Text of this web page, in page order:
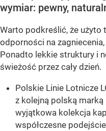
wymiar: pewny,
Warto podkreślić, że użyto
odporności na
Ponadto lekkie struktury i
świeżość przez cały dzień.
Polskie Linie Lotnicze
z kolejną polską
wyjątkowa kolekcja
współczesne